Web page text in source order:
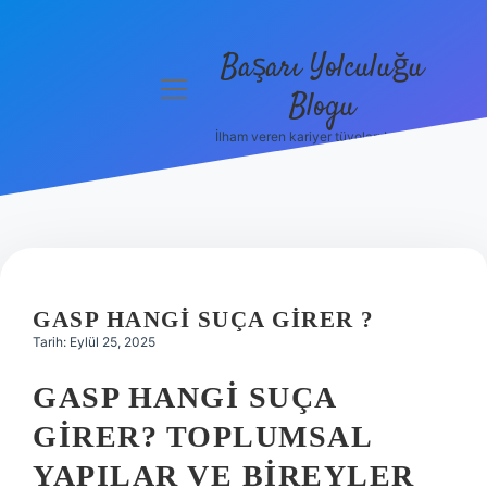
Hakkımızda
menüyüBaşarı Yolculuğu
Blogu
İlham veren kariyer tüyoları burada!
GASP HANGI SUÇA GIRER ?
Tarih: Eylül 25, 2025
GASP HANGI SUÇA
GIRER? TOPLUMSAL
YAPILAR VE BIREYLER